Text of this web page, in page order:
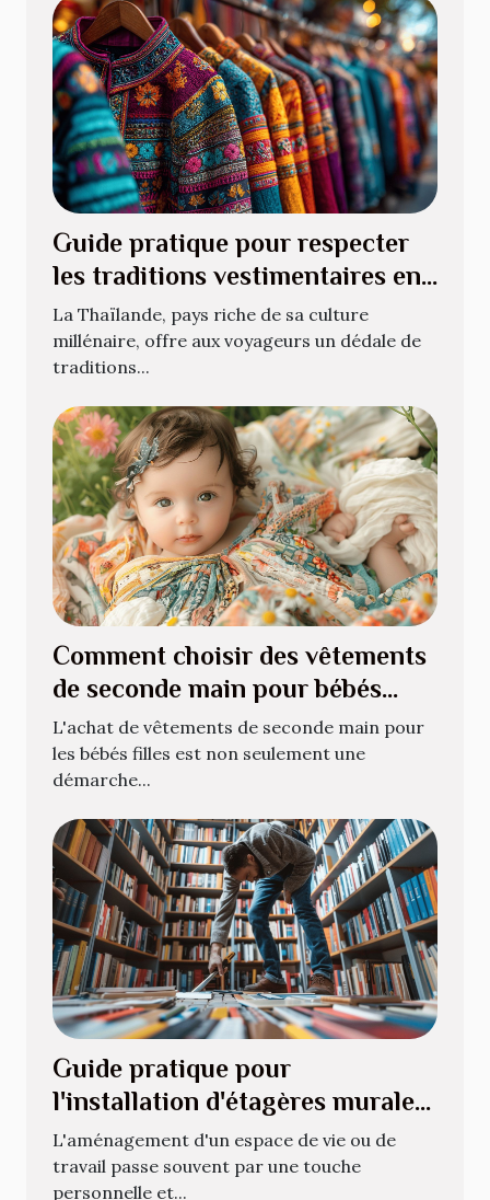
Guide pratique pour respecter
les traditions vestimentaires en
Thaïlande
La Thaïlande, pays riche de sa culture
millénaire, offre aux voyageurs un dédale de
traditions...
Comment choisir des vêtements
de seconde main pour bébés
filles
L'achat de vêtements de seconde main pour
les bébés filles est non seulement une
démarche...
Guide pratique pour
l'installation d'étagères murales
pour livres
L'aménagement d'un espace de vie ou de
travail passe souvent par une touche
personnelle et...